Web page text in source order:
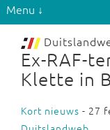
Menu ↓
Ex-RAF-
Klette in
Kort nieuws - 27